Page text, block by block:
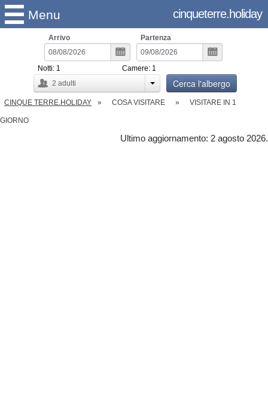
Menu cinqueterre.holiday
Arrivo Partenza
2 adulti
Notti: 1 Camere: 1
Cerca l'albergo
CINQUE TERRE.HOLIDAY COSA VISITARE VISITARE IN 1
GIORNO
Ultimo aggiornamento: 2 agosto 2026.